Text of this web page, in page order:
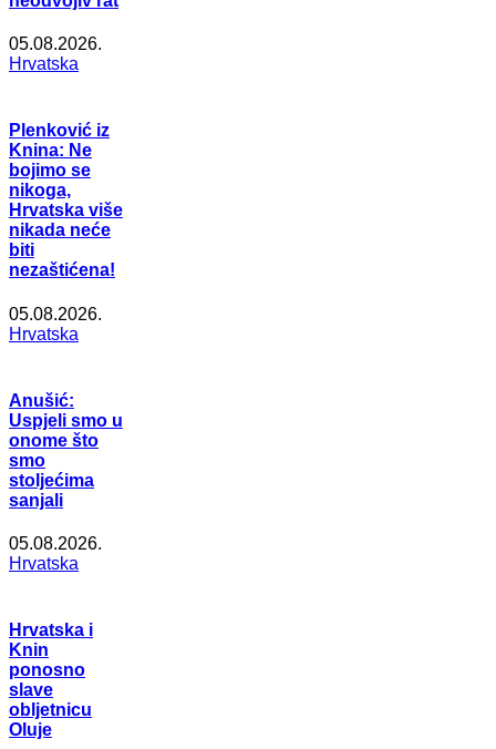
05.08.2026.
Hrvatska
Plenković iz
Knina: Ne
bojimo se
nikoga,
Hrvatska više
nikada neće
biti
nezaštićena!
05.08.2026.
Hrvatska
Anušić:
Uspjeli smo u
onome što
smo
stoljećima
sanjali
05.08.2026.
Hrvatska
Hrvatska i
Knin
ponosno
slave
obljetnicu
Oluje